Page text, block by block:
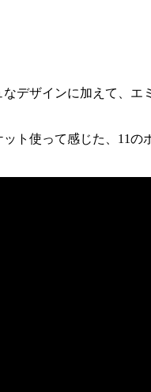
デザインに加えて、エ
ト使って感じた、11の